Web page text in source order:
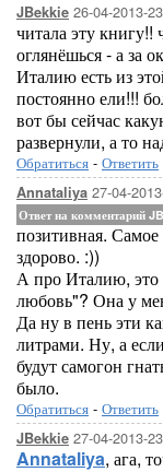
JBekkie 26-04-2013-
читала эту книгу!!
оглянёшься - а за
Италию есть из
постоянно ели!!!
вот бы сейчас
развернули, а то
Обратиться - Ответить
Annataliya 27-04-
Ответ на комментарий
позитивная. Самое
здорово. :))
А про Италию, это
любовь"? Она у
Да ну в пень эти
литрами. Ну, а
будут самогон
было.
Обратиться - Ответить
JBekkie 27-04-2013-
Annataliya, ага,